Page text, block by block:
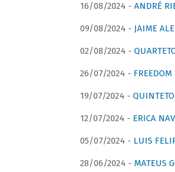
16/08/2024 - ANDRÉ
09/08/2024 - JAIME
02/08/2024 -
26/07/2024 -
19/07/2024 -
12/07/2024 - ERICA
05/07/2024 - LUIS
28/06/2024 - MATEUS